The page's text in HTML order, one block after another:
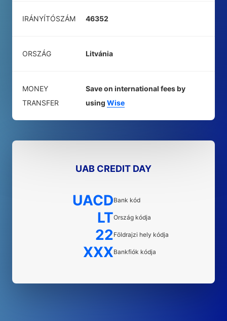
IRÁNYÍTÓSZÁM 46352
ORSZÁG Litvánia
MONEY
TRANSFER
Save on international fees by
using Wise
UAB CREDIT DAY
UACDBank kód
LTOrszág kódja
22Földrajzi hely kódja
XXXBankfiók kódja